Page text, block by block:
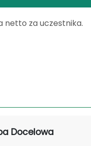
netto za uczestnika.
Docelowa